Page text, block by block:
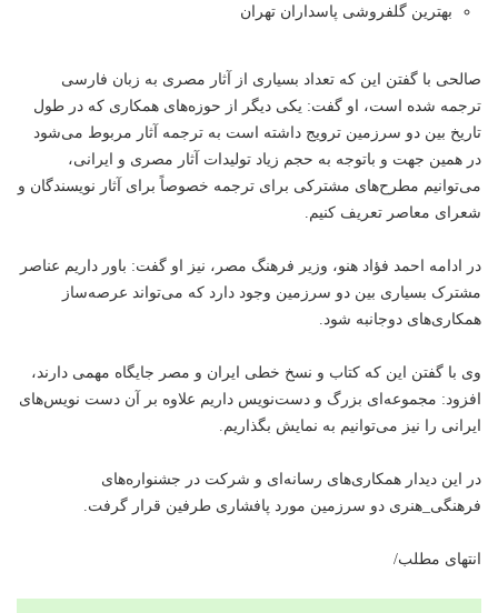
بهترین گلفروشی پاسداران تهران
صالحی با گفتن این که تعداد بسیاری از آثار مصری به زبان فارسی
ترجمه شده است، او گفت: یکی دیگر از حوزه‌های همکاری که در طول
تاریخ بین دو سرزمین ترویج داشته است به ترجمه آثار مربوط می‌شود
در همین جهت و باتوجه به حجم زیاد تولیدات آثار مصری و ایرانی،
می‌توانیم مطرح‌های‌ مشترکی برای ترجمه خصوصاً برای آثار نویسندگان و
شعرای معاصر تعریف کنیم‌.
در ادامه احمد فؤاد هنو، وزیر فرهنگ مصر، نیز او گفت: باور داریم عناصر
مشترک بسیاری بین دو سرزمین وجود دارد که می‌تواند عرصه‌ساز
همکاری‌های دوجانبه شود.
وی با گفتن این که کتاب و نسخ خطی ایران و ‌مصر جایگاه مهمی دارند،
افزود: مجموعه‌ای بزرگ و دست‌نویس داریم علاوه بر آن دست نویس‌های
ایرانی را نیز می‌توانیم به نمایش بگذاریم.
در این دیدار همکاری‌های رسانه‌ای و شرکت در جشنواره‌های
فرهنگی_هنری دو سرزمین مورد پافشاری طرفین قرار گرفت.
انتهای مطلب/